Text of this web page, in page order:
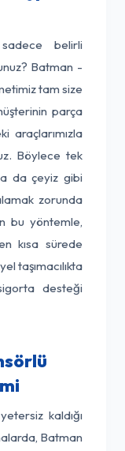
belirli
Batman -
tam size
parça
araçlarımızla
Böylece tek
da çeyiz gibi
zorunda
bu yöntemle,
kısa sürede
taşımacılıkta
desteği
kaldığı
Batman